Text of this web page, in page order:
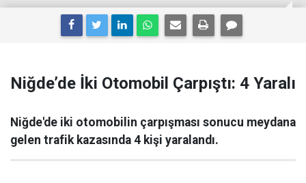
Niğde’de İki Otomobil Çarpıştı: 4 Yaralı
Niğde'de iki otomobilin çarpışması sonucu meydana
gelen trafik kazasında 4 kişi yaralandı.